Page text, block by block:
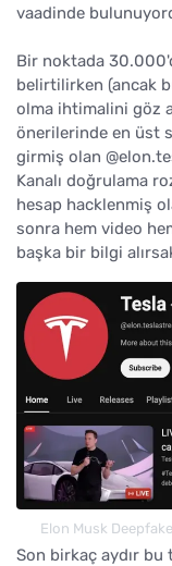
vaadinde
Bir noktada
belirtilirken (ancak
olma ihtimalini göz
önerilerinde en üst
girmiş olan
Kanalı doğrulama
hesap hacklenmiş
sonra hem video
başka bir bilgi
Elon Musk Deepfake
Son birkaç aydır